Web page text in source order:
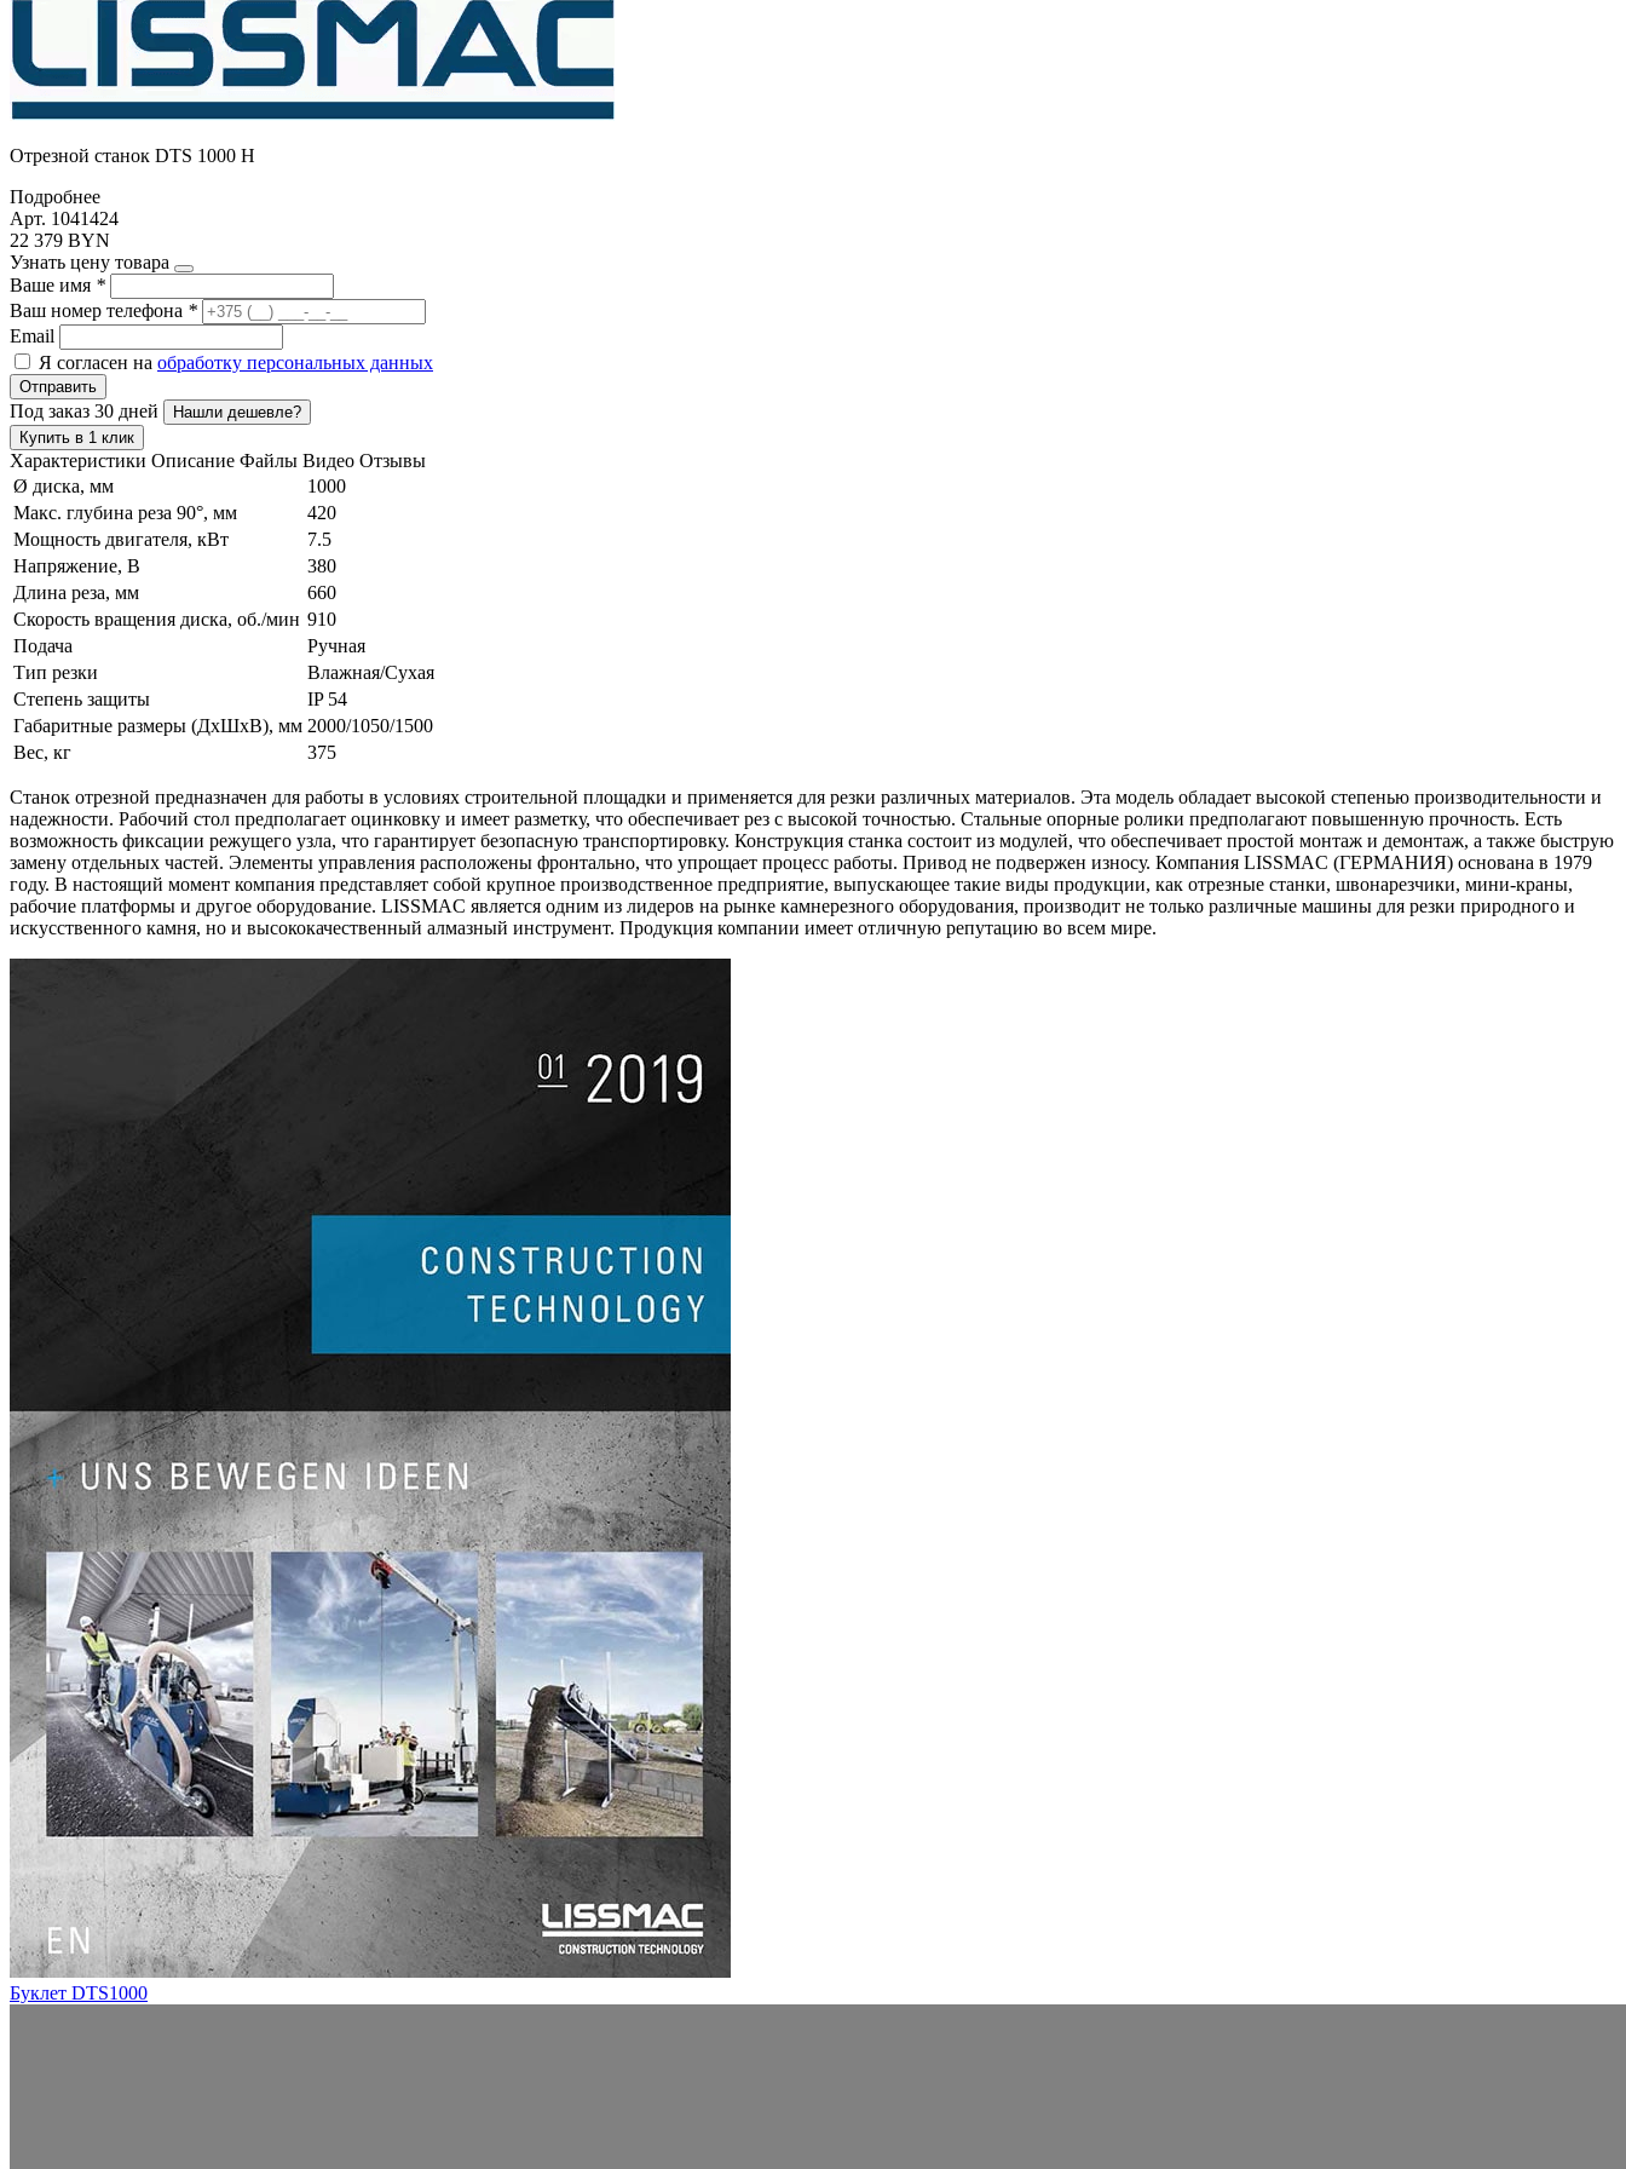
Отрезной станок DTS 1000 H
Подробнее
Арт. 1041424
22 379 BYN
Узнать цену товара
Ваше имя *
Ваш номер телефона *
Email
Я согласен на обработку персональных данных
Отправить
Под заказ 30 дней
Нашли дешевле?
Купить в 1 клик
Характеристики Описание Файлы Видео Отзывы
Ø диска, мм
1000
Макс. глубина реза 90°, мм
420
Мощность двигателя, кВт
7.5
Напряжение, В
380
Длина реза, мм
660
Скорость вращения диска, об./мин 910
Подача
Ручная
Тип резки
Влажная/Сухая
Степень защиты
IP 54
Габаритные размеры (ДхШхВ), мм 2000/1050/1500
Вес, кг
375
Станок отрезной предназначен для работы в условиях строительной площадки и применяется для резки различных материалов. Эта модель обладает высокой степенью производительности и
надежности. Рабочий стол предполагает оцинковку и имеет разметку, что обеспечивает рез с высокой точностью. Стальные опорные ролики предполагают повышенную прочность. Есть
возможность фиксации режущего узла, что гарантирует безопасную транспортировку. Конструкция станка состоит из модулей, что обеспечивает простой монтаж и демонтаж, а также быструю
замену отдельных частей. Элементы управления расположены фронтально, что упрощает процесс работы. Привод не подвержен износу. Компания LISSMAC (ГЕРМАНИЯ) основана в 1979
году. В настоящий момент компания представляет собой крупное производственное предприятие, выпускающее такие виды продукции, как отрезные станки, швонарезчики, мини-краны,
рабочие платформы и другое оборудование. LISSMAC является одним из лидеров на рынке камнерезного оборудования, производит не только различные машины для резки природного и
искусственного камня, но и высококачественный алмазный инструмент. Продукция компании имеет отличную репутацию во всем мире.
Буклет DTS1000